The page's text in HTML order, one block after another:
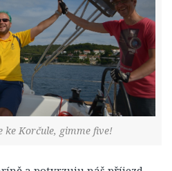
ke Korčule, gimme five!